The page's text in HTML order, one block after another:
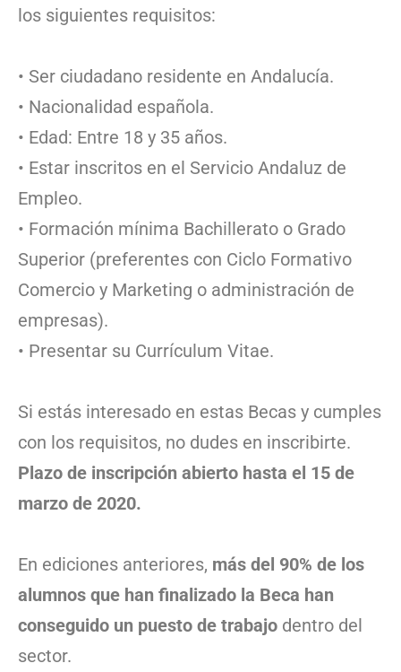
los siguientes requisitos:
• Ser ciudadano residente en Andalucía.
• Nacionalidad española.
• Edad: Entre 18 y 35 años.
• Estar inscritos en el Servicio Andaluz de
Empleo.
• Formación mínima Bachillerato o Grado
Superior (preferentes con Ciclo Formativo
Comercio y Marketing o administración de
empresas).
• Presentar su Currículum Vitae.
Si estás interesado en estas Becas y cumples
con los requisitos, no dudes en inscribirte.
Plazo de inscripción abierto hasta el 15 de
marzo de 2020.
En ediciones anteriores, más del 90% de los
alumnos que han finalizado la Beca han
conseguido un puesto de trabajo dentro del
sector.